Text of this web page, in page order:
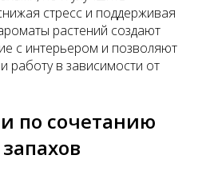
стресс и поддерживая
растений создают
с интерьером и позволяют
работу в зависимости от
по сочетанию